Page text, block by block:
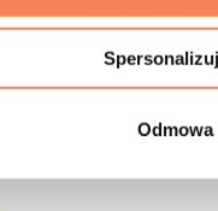
Spersonalizuj
Odmowa